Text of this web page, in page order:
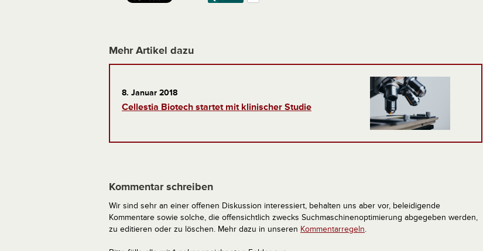
Mehr Artikel dazu
8. Januar 2018
Cellestia Biotech startet mit klinischer Studie
Kommentar schreiben
Wir sind sehr an einer offenen Diskussion interessiert, behalten uns aber vor, beleidigende
Kommentare sowie solche, die offensichtlich zwecks Suchmaschinenoptimierung abgegeben werden,
zu editieren oder zu löschen. Mehr dazu in unseren Kommentarregeln.